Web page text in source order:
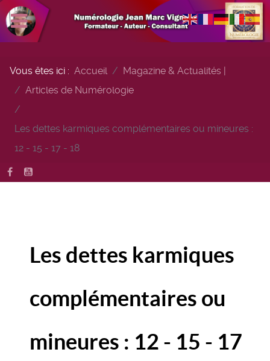
Vous êtes ici : Accueil
Magazine & Actualités |
Articles de Numérologie
Les dettes karmiques complémentaires ou mineures :
12 - 15 - 17 - 18
Les dettes karmiques
complémentaires ou
mineures : 12 - 15 - 17